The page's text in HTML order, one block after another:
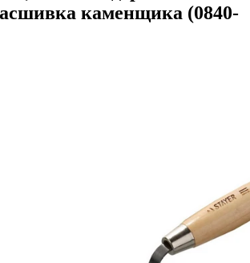
каменщика (0840-